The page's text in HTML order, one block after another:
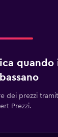
quando
dei prezzi
Prezzi.